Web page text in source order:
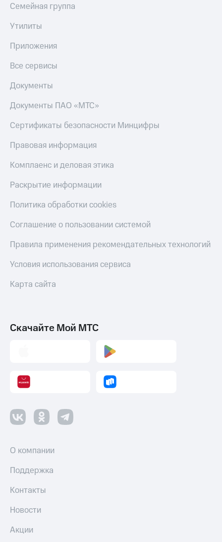
Семейная группа
Утилиты
Приложения
Все сервисы
Документы
Документы ПАО «МТС»
Сертификаты безопасности Минцифры
Правовая информация
Комплаенс и деловая этика
Раскрытие информации
Политика обработки cookies
Соглашение о пользовании системой
Правила применения рекомендательных технологий
Условия использования сервиса
Карта сайта
Скачайте Мой МТС
О компании
Поддержка
Контакты
Новости
Акции